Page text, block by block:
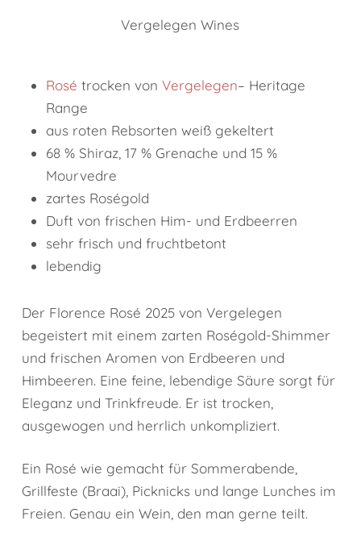
Vergelegen Wines
Rosé trocken von Vergelegen– Heritage
Range
aus roten Rebsorten weiß gekeltert
68 % Shiraz, 17 % Grenache und 15 %
Mourvedre
zartes Roségold
Duft von frischen Him- und Erdbeerren
sehr frisch und fruchtbetont
lebendig
Der Florence Rosé 2025 von Vergelegen
begeistert mit einem zarten Roségold-Shimmer
und frischen Aromen von Erdbeeren und
Himbeeren. Eine feine, lebendige Säure sorgt für
Eleganz und Trinkfreude. Er ist trocken,
ausgewogen und herrlich unkompliziert.
Ein Rosé wie gemacht für Sommerabende,
Grillfeste (Braai), Picknicks und lange Lunches im
Freien. Genau ein Wein, den man gerne teilt.